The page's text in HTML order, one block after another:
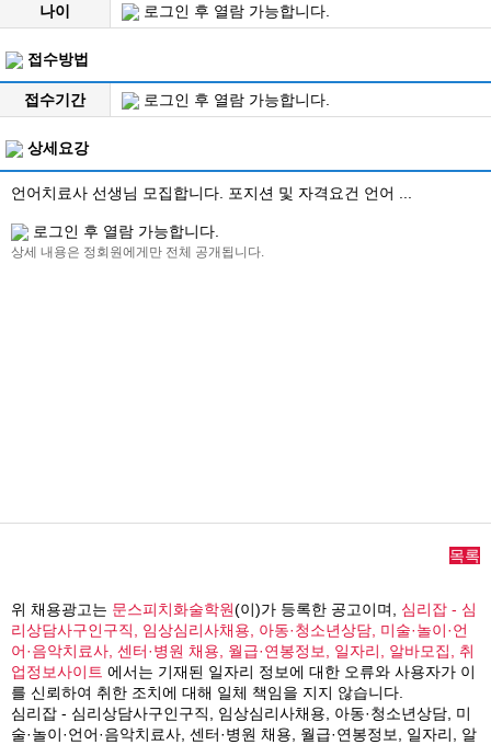
나이
로그인 후 열람 가능합니다.
접수방법
접수기간 로그인 후 열람 가능합니다.
상세요강
언어치료사 선생님 모집합니다. 포지션 및 자격요건 언어 ...
로그인 후 열람 가능합니다.
상세 내용은 정회원에게만 전체 공개됩니다.
목록
위 채용광고는 문스피치화술학원(이)가 등록한 공고이며, 심리잡 - 심
리상담사구인구직, 임상심리사채용, 아동·청소년상담, 미술·놀이·언
어·음악치료사, 센터·병원 채용, 월급·연봉정보, 일자리, 알바모집, 취
업정보사이트 에서는 기재된 일자리 정보에 대한 오류와 사용자가 이
를 신뢰하여 취한 조치에 대해 일체 책임을 지지 않습니다.
심리잡 - 심리상담사구인구직, 임상심리사채용, 아동·청소년상담, 미
술·놀이·언어·음악치료사, 센터·병원 채용, 월급·연봉정보, 일자리, 알